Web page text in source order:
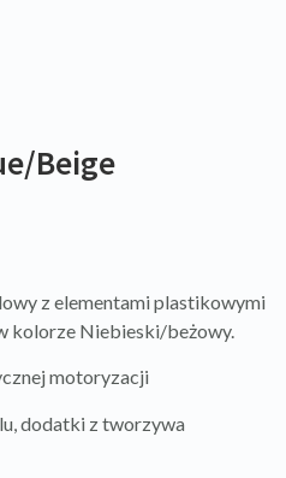
Beige
z elementami plastikowymi
kolorze Niebieski/beżowy.
motoryzacji
dodatki z tworzywa